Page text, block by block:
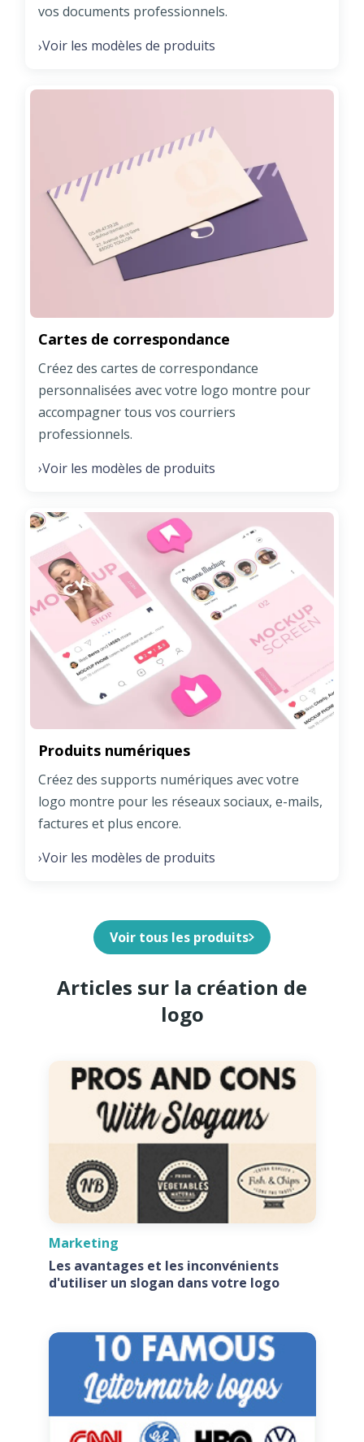
vos documents professionnels.
›Voir les modèles de produits
Cartes de correspondance
Créez des cartes de correspondance
personnalisées avec votre logo montre pour
accompagner tous vos courriers
professionnels.
›Voir les modèles de produits
Produits numériques
Créez des supports numériques avec votre
logo montre pour les réseaux sociaux, e-mails,
factures et plus encore.
›Voir les modèles de produits
Voir tous les produits
Articles sur la création de
logo
Marketing
Les avantages et les inconvénients
d'utiliser un slogan dans votre logo